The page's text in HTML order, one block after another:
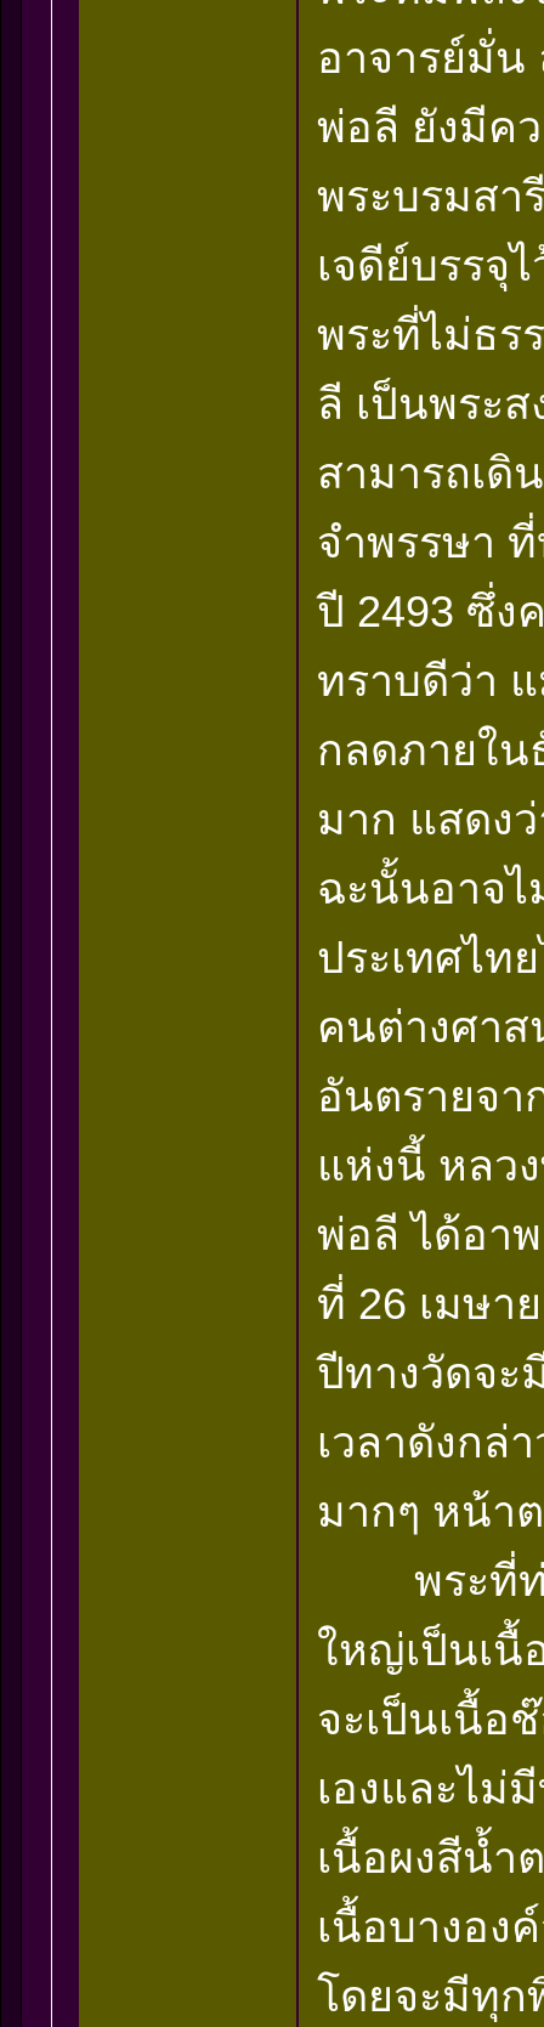
อาจารย์มั่น
พ่อลี ยังมีค
พระบรมสา
เจดีย์บรรจุ
พระที่ไม่ธร
ลี เป็นพระส
สามารถเดิ
จำพรรษา
ปี 2493 ซึ่ง
ทราบดีว่า
กลดภายใน
มาก แสดง
ฉะนั้นอาจ
ประเทศไท
คนต่างศาส
อันตรายจ
แห่งนี้ หลว
พ่อลี ได้อา
ที่ 26 เมษา
ปีทางวัดจะ
เวลาดังกล่
มากๆ หน้า
พระที่ท่า
ใหญ่เป็นเ
จะเป็นเนื้อ
เองและไม่
เนื้อผงสีน้ำ
เนื้อบางอง
โดยจะมีทุก